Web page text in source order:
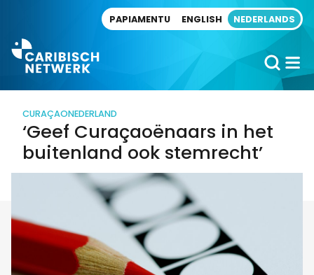
PAPIAMENTU ENGLISH NEDERLANDS
CURAÇAONEDERLAND
‘Geef Curaçaoënaars in het
buitenland ook stemrecht’